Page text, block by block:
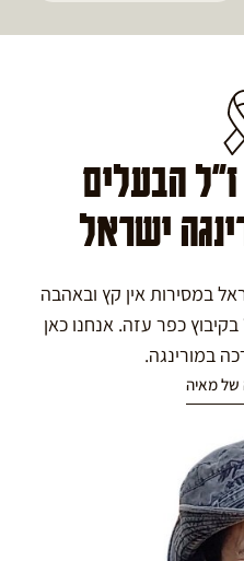
הבעלים
ישראל
במסירות אין קץ ובאהבה
גדולה. מאיה נרצחה ב-7/10 בקיבוץ כפר עזה. אנחנו כאן
במורינגה.
של מאיה